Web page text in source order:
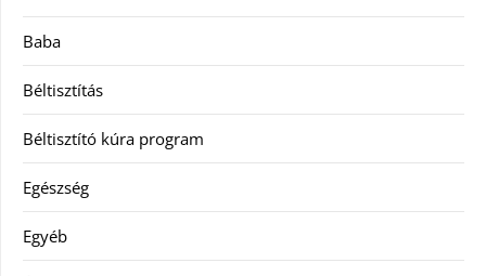
Baba
Béltisztítás
Béltisztító kúra program
Egészség
Egyéb